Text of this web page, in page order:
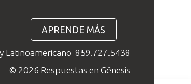
APRENDE MÁS
Latinoamericano 859.727.5438
© 2026 Respuestas en Génesis